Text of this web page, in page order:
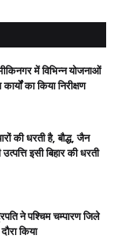
में विभिन्न योजनाओं
का किया निरीक्षण
की धरती है, बौद्ध, जैन
इसी बिहार की धरती
ने पश्चिम चम्पारण जिले
किया